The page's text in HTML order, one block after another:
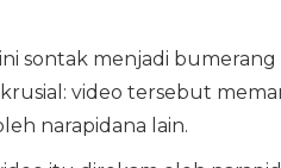
sontak menjadi
video tersebut
narapidana lain.